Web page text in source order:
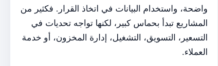
واضحة، واستخدام البيانات في اتخاذ القرار. فكثير من
المشاريع تبدأ بحماس كبير، لكنها تواجه تحديات في
التسعير، التسويق، التشغيل، إدارة المخزون، أو خدمة
العملاء.